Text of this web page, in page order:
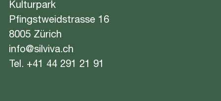
Kulturpark
Pfingstweidstrasse 16
8005 Zürich
info@silviva.ch
Tel. +41 44 291 21 91